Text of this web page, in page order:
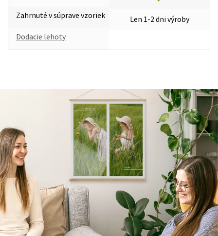
Zahrnuté v súprave vzoriek
Dodacie lehoty
Len 1-2 dni výroby